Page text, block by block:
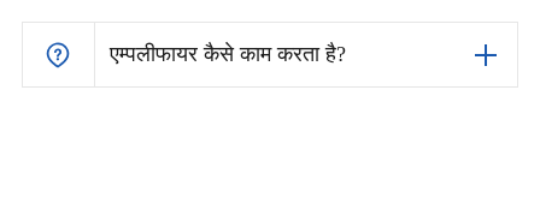
एम्पलीफायर कैसे काम करता है?